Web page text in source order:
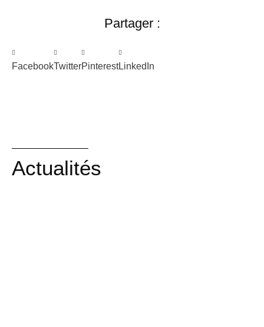
Partager :
FacebookTwitterPinterestLinkedIn
Actualités